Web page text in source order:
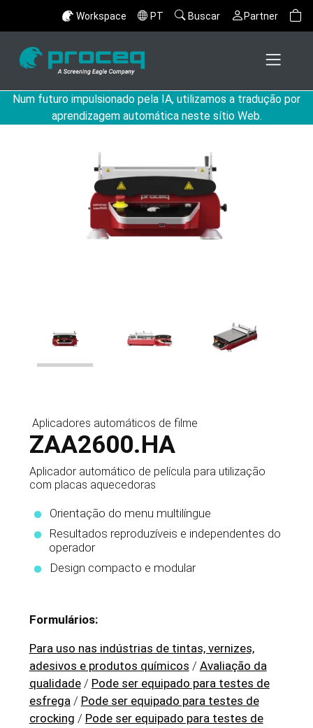
Workspace PT Buscar Partner
Num futuro impulsionado pela IA, utilizamos a tradução por
aprendizagem automática neste sítio Web.
Aplicadores automáticos de filme
ZAA2600.HA
Aplicador automático de película para utilização
com placas aquecedoras
Orientação do menu multilíngue
Resultados reproduzíveis e independentes do
operador
Design compacto e modular
Formulários:
Para uso nas indústrias de tintas, vernizes,
adesivos e produtos químicos / Avaliação da
qualidade/ Pode ser equipado para testes de
esfrega/ Pode ser equipado para testes de
crocking / Pode ser equipado para testes de